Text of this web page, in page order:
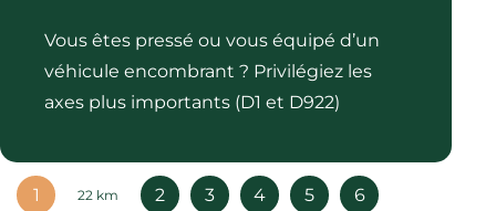
Vous êtes pressé ou vous équipé d’un
véhicule encombrant ? Privilégiez les
axes plus importants (D1 et D922)
1 22 km 2 3 4 5 6